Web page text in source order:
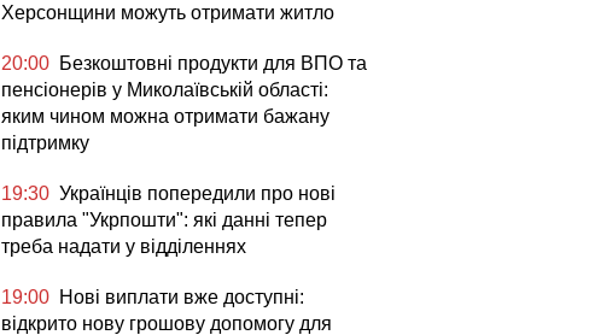
Херсонщини можуть отримати житло
20:00 Безкоштовні продукти для ВПО та
пенсіонерів у Миколаївській області:
яким чином можна отримати бажану
підтримку
19:30 Українців попередили про нові
правила "Укрпошти": які данні тепер
треба надати у відділеннях
19:00 Нові виплати вже доступні:
відкрито нову грошову допомогу для